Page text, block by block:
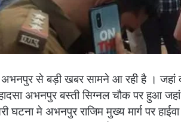
अभनपुर से बड़ी खबर सामने आ रही है ।
अभनपुर बस्ती सिग्नल चौक पर हुआ जहां
घटना मे अभनपुर राजिम मुख्य मार्ग पर